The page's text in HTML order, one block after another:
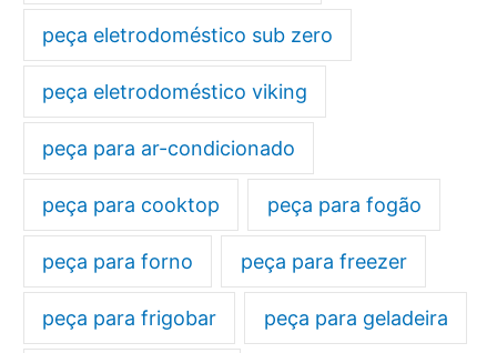
peça eletrodoméstico sub zero
peça eletrodoméstico viking
peça para ar-condicionado
peça para cooktop peça para fogão
peça para forno peça para freezer
peça para frigobar peça para geladeira